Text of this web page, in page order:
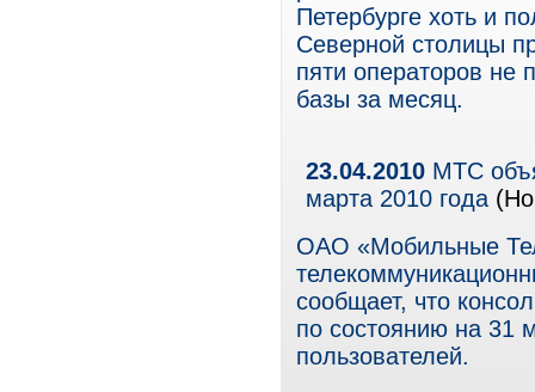
Петербурге хоть и
Северной столицы
пяти операторов не
базы за месяц.
23.04.2010 МТС
марта 2010 года
ОАО «Мобильные
сообщает, что
по состоянию на 31
пользователей.